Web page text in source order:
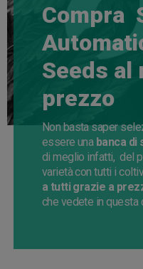
Compra
Seeds al
prezzo
Non basta saper
essere una banca di
di meglio infatti, del
varietà con tutti i
a tutti grazie a
che vedete in questa